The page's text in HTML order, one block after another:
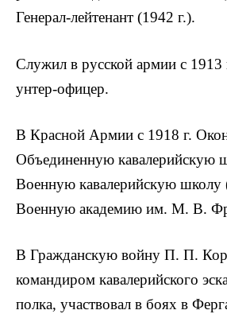
Генерал-лейтенант (1942 г.).
Служил в русской армии с
унтер-офицер.
В Красной Армии с 1918 г.
Объединенную кавалерийскую
Военную кавалерийскую школу
Военную академию им. М. В.
В Гражданскую войну П. П.
командиром кавалерийского
полка, участвовал в боях в